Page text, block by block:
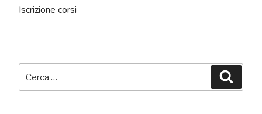
Iscrizione corsi